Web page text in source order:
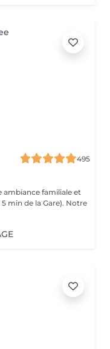
495
ambiance familiale et
de la Gare). Notre